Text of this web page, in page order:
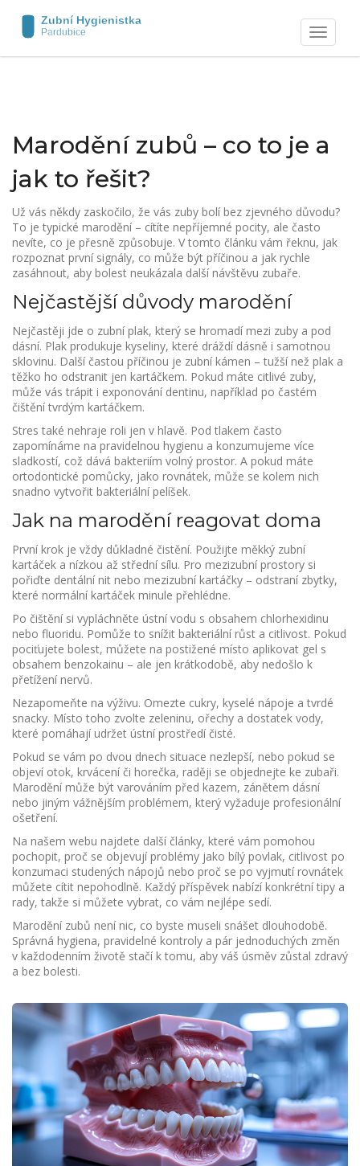
Zobrazit
navigaci
Marodění zubů – co to je a
jak to řešit?
Už vás někdy zaskočilo, že vás zuby bolí bez zjevného důvodu?
To je typické marodění – cítíte nepříjemné pocity, ale často
nevíte, co je přesně způsobuje. V tomto článku vám řeknu, jak
rozpoznat první signály, co může být příčinou a jak rychle
zasáhnout, aby bolest neukázala další návštěvu zubaře.
Nejčastější důvody marodění
Nejčastěji jde o zubní plak, který se hromadí mezi zuby a pod
dásní. Plak produkuje kyseliny, které dráždí dásně i samotnou
sklovinu. Další častou příčinou je zubní kámen – tužší než plak a
těžko ho odstranit jen kartáčkem. Pokud máte citlivé zuby,
může vás trápit i exponování dentinu, například po častém
čištění tvrdým kartáčkem.
Stres také nehraje roli jen v hlavě. Pod tlakem často
zapomínáme na pravidelnou hygienu a konzumujeme více
sladkostí, což dává bakteriím volný prostor. A pokud máte
ortodontické pomůcky, jako rovnátek, může se kolem nich
snadno vytvořit bakteriální pelíšek.
Jak na marodění reagovat doma
První krok je vždy důkladné čistění. Použijte měkký zubní
kartáček a nízkou až střední sílu. Pro mezizubní prostory si
pořiďte dentální nit nebo mezizubní kartáčky – odstraní zbytky,
které normální kartáček minule přehlédne.
Po čištění si vypláchněte ústní vodu s obsahem chlorhexidinu
nebo fluoridu. Pomůže to snížit bakteriální růst a citlivost. Pokud
pociťujete bolest, můžete na postižené místo aplikovat gel s
obsahem benzokainu – ale jen krátkodobě, aby nedošlo k
přetížení nervů.
Nezapomeňte na výživu. Omezte cukry, kyselé nápoje a tvrdé
snacky. Místo toho zvolte zeleninu, ořechy a dostatek vody,
které pomáhají udržet ústní prostředí čisté.
Pokud se vám po dvou dnech situace nezlepší, nebo pokud se
objeví otok, krvácení či horečka, raději se objednejte ke zubaři.
Marodění může být varováním před kazem, zánětem dásní
nebo jiným vážnějším problémem, který vyžaduje profesionální
ošetření.
Na našem webu najdete další články, které vám pomohou
pochopit, proč se objevují problémy jako bílý povlak, citlivost po
konzumaci studených nápojů nebo proč se po vyjmutí rovnátek
můžete cítit nepohodlně. Každý příspěvek nabízí konkrétní tipy a
rady, takže si můžete vybrat, co vám nejlépe sedí.
Marodění zubů není nic, co byste museli snášet dlouhodobě.
Správná hygiena, pravidelné kontroly a pár jednoduchých změn
v každodenním životě stačí k tomu, aby váš úsměv zůstal zdravý
a bez bolesti.